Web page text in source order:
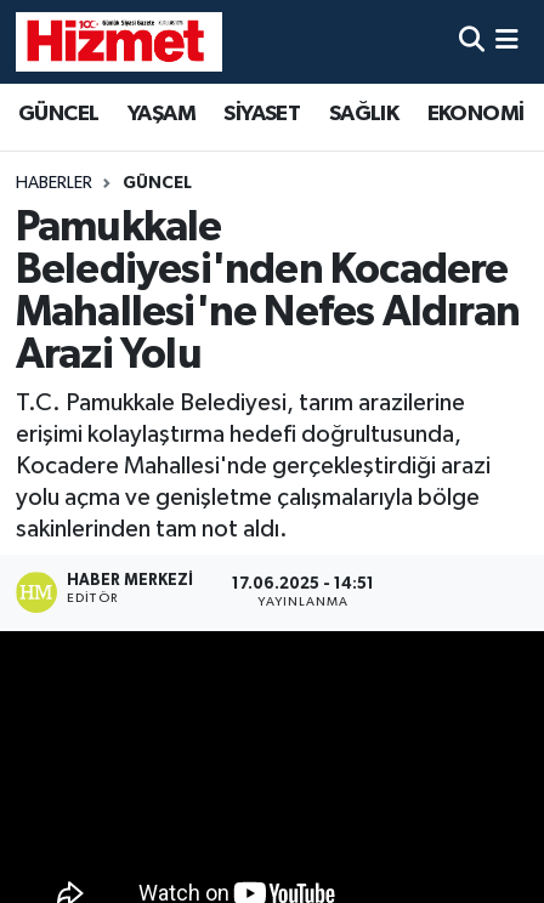
GÜNCEL YAŞAM SİYASET SAĞLIK EKONOMİ
HABERLER GÜNCEL
Pamukkale
Belediyesi'nden Kocadere
Mahallesi'ne Nefes Aldıran
Arazi Yolu
T.C. Pamukkale Belediyesi, tarım arazilerine
erişimi kolaylaştırma hedefi doğrultusunda,
Kocadere Mahallesi'nde gerçekleştirdiği arazi
yolu açma ve genişletme çalışmalarıyla bölge
sakinlerinden tam not aldı.
HABER MERKEZI
EDITÖR
17.06.2025 - 14:51
YAYINLANMA
YAŞAM
SİYASET
SAĞLIK
EKONOMİ
KÜLTÜR SANAT
SPOR
MAGAZİN
ÖZEL HABER
Denizli Hava Durumu
Denizli Trafik Yoğunluk Haritası
Süper Lig Puan Durumu ve Fikstür
Tüm Manşetler
Son Dakika Haberleri
Haber Arşivi